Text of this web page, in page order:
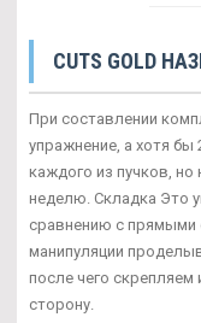
CUTS GOLD
При составлении
упражнение, а хотя
каждого из пучков, но
неделю. Складка Это
сравнению с прямыми
манипуляции
после чего скрепляем
сторону.